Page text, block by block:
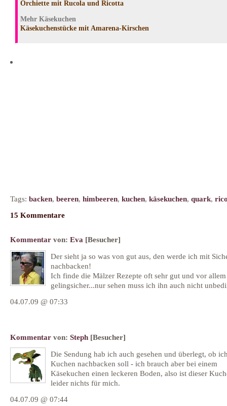
Orchiette mit Rucola und Ricotta
Mehr Käsekuchen
Käsekuchenstücke mit Amarena-Kirschen
Tags: backen, beeren, himbeeren, kuchen, käsekuchen, quark,
15 Kommentare
Kommentar von: Eva [Besucher]
Der sieht ja so was von gut aus, den werde ich mit
nachbacken!
Ich finde die Mälzer Rezepte oft sehr gut und vor
gelingsicher...nur sehen muss ich ihn auch nicht
04.07.09 @ 07:33
Kommentar von: Steph [Besucher]
Die Sendung hab ich auch gesehen und überlegt, ob
Kuchen nachbacken soll - ich brauch aber bei einem
Käsekuchen einen leckeren Boden, also ist dieser
leider nichts für mich.
04.07.09 @ 07:44